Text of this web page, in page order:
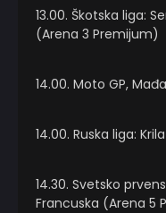
13.00. Škotska liga:
(Arena 3 Premijum)
14.00. Moto GP,
14.00. Ruska liga:
14.30. Svetsko
Francuska (Arena 5